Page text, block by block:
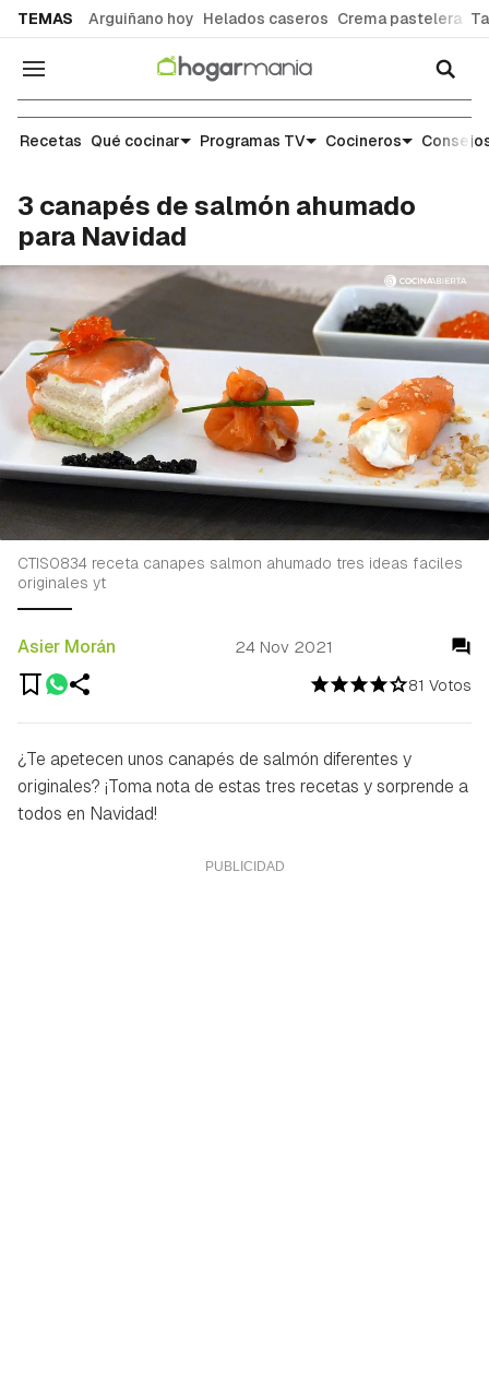
TEMAS Arguiñano hoy Helados caseros Crema pastelera
Navegación
Recetas
Recetas Qué cocinar Programas TV Cocineros
3 canapés de salmón ahumado
para Navidad
81 Votos
Asier Morán 24 Nov 2021
CTIS0834 receta canapes salmon ahumado tres ideas faciles
originales yt
¿Te apetecen unos canapés de salmón diferentes y
originales? ¡Toma nota de estas tres recetas y sorprende a
todos en Navidad!